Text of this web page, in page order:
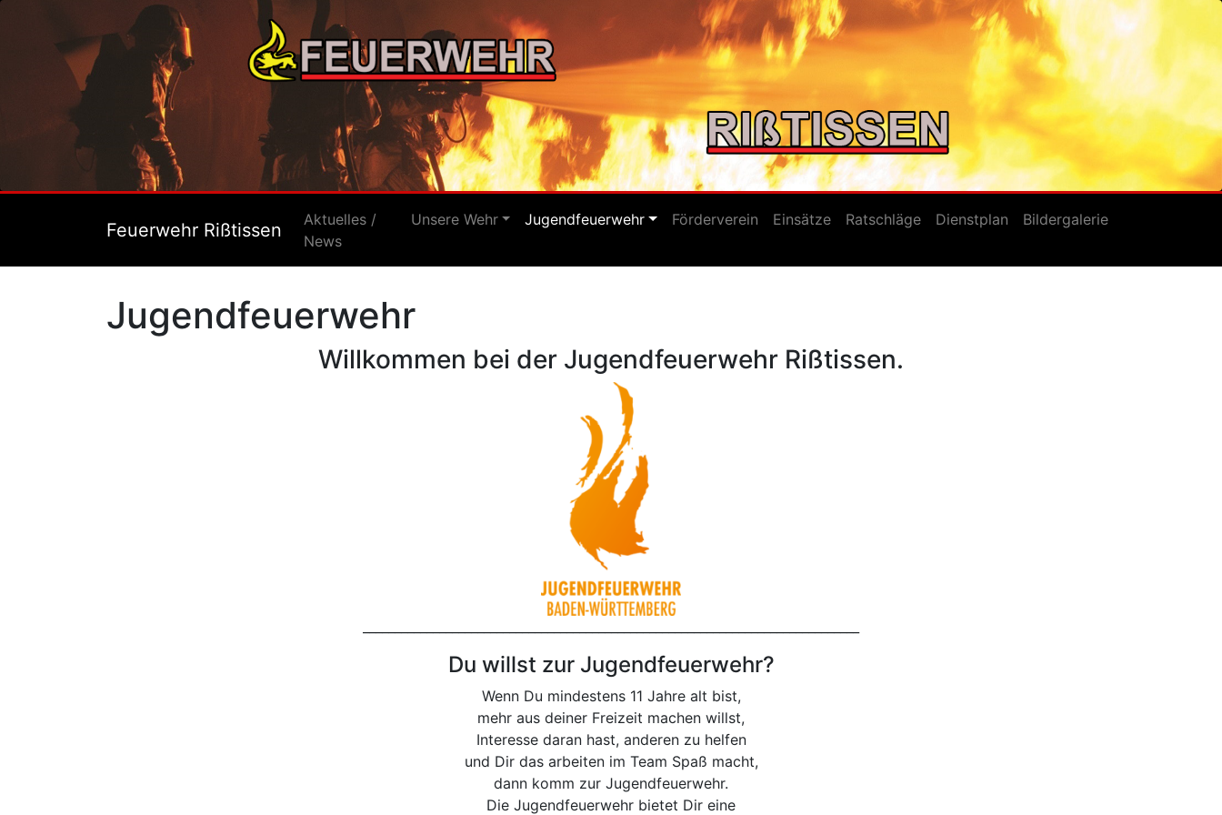
Feuerwehr Rißtissen
Aktuelles /
News
Unsere Wehr Jugendfeuerwehr Förderverein Einsätze Ratschläge Dienstplan Bildergalerie
Jugendfeuerwehr
Willkommen bei der Jugendfeuerwehr Rißtissen.
Du willst zur Jugendfeuerwehr?
Wenn Du mindestens 11 Jahre alt bist,
mehr aus deiner Freizeit machen willst,
Interesse daran hast, anderen zu helfen
und Dir das arbeiten im Team Spaß macht,
dann komm zur Jugendfeuerwehr.
Die Jugendfeuerwehr bietet Dir eine